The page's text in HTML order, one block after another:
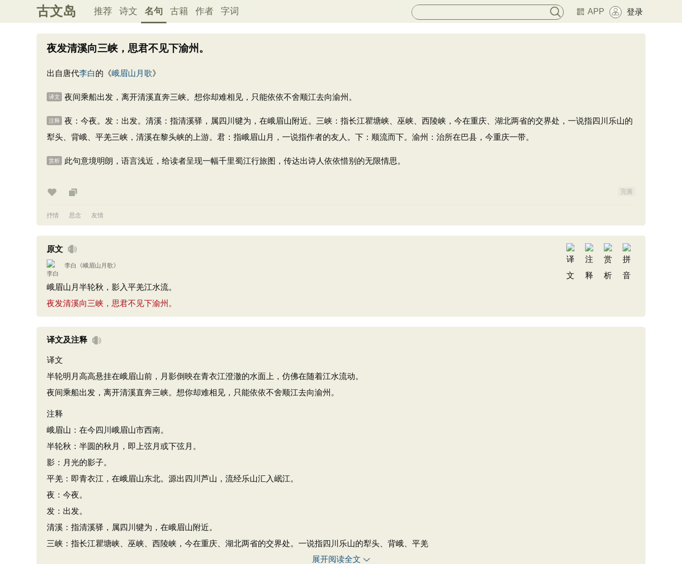
古文岛 推荐 诗文 名句 古籍 作者 字词 APP 登录
夜发清溪向三峡，思君不见下渝州。
出自唐代李白的《峨眉山月歌》
译文 夜间乘船出发，离开清溪直奔三峡。想你却难相见，只能依依不舍顺江去向渝州。
注释
夜：今夜。发：出发。清溪：指清溪驿，属四川犍为，在峨眉山附近。三峡：指长江瞿塘峡、巫峡、西陵峡，今在重庆、湖北两省的交界处，一说指四川乐山的
犁头、背峨、平羌三峡，清溪在黎头峡的上游。君：指峨眉山月，一说指作者的友人。下：顺流而下。渝州：治所在巴县，今重庆一带。
赏析 此句意境明朗，语言浅近，给读者呈现一幅千里蜀江行旅图，传达出诗人依依惜别的无限情思。
完善
抒情 思念 友情
原文
李白 《峨眉山月歌》
峨眉山月半轮秋，影入平羌江水流。
夜发清溪向三峡，思君不见下渝州。
译文及注释
译文
半轮明月高高悬挂在峨眉山前，月影倒映在青衣江澄澈的水面上，仿佛在随着江水流动。
夜间乘船出发，离开清溪直奔三峡。想你却难相见，只能依依不舍顺江去向渝州。
注释
峨眉山：在今四川峨眉山市西南。
半轮秋：半圆的秋月，即上弦月或下弦月。
影：月光的影子。
平羌：即青衣江，在峨眉山东北。源出四川芦山，流经乐山汇入岷江。
夜：今夜。
发：出发。
清溪：指清溪驿，属四川犍为，在峨眉山附近。
三峡：指长江瞿塘峡、巫峡、西陵峡，今在重庆、湖北两省的交界处。一说指四川乐山的犁头、背峨、平羌
展开阅读全文